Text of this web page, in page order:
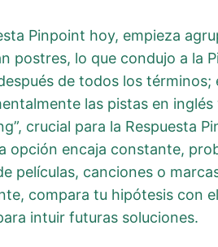
Pinpoint hoy, empieza
postres, lo que condujo a la
de todos los
las pistas en
crucial para la Respuesta
opción encaja constante,
películas, canciones o
compara tu hipótesis con
intuir futuras soluciones.